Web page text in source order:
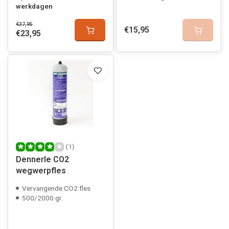
werkdagen
€37,95
€23,95 €15,95
(1)
Dennerle CO2
wegwerpfles
Vervangende CO2 fles
500/2000 gr.